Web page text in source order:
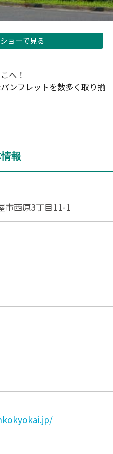
ョーで見る
へ！
ンフレットを数多く取り揃
報
西原3丁目11-1